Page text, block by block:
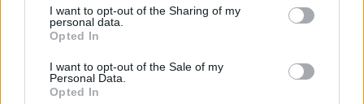
not limited to your visit or usage behaviour. You may click to
grant or deny consent to Google and its third-party tags to
use your data for below specified purposes in below Google
consent section.
I want to opt-out of the Sharing of my
personal data.
Opted In
I want to opt-out of the Sale of my
Personal Data.
Opted In